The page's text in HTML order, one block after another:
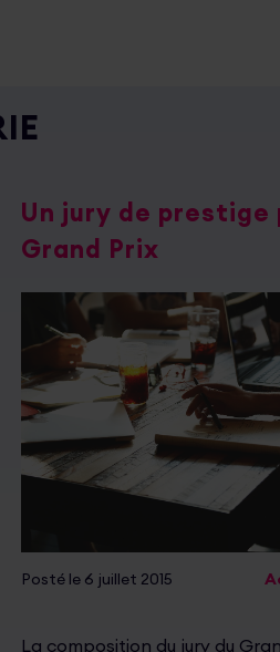
Un jury de prestige
Grand Prix
Posté le 6 juillet 2015
La composition du jury du